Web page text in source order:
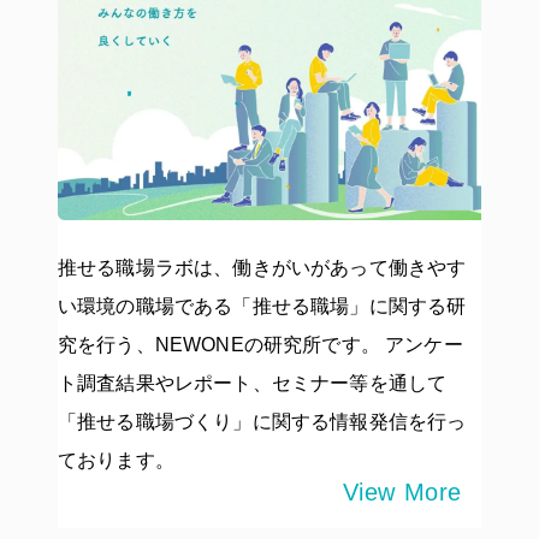
推せる職場ラボは、働きがいがあって働きやす
い環境の職場である「推せる職場」に関する研
究を行う、NEWONEの研究所です。 アンケー
ト調査結果やレポート、セミナー等を通して
「推せる職場づくり」に関する情報発信を行っ
ております。
View More